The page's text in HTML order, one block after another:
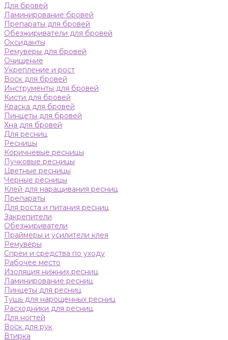
Для бровей
Ламинирование бровей
Препараты для бровей
Обезжириватели для бровей
Оксиданты
Ремуверы для бровей
Очищение
Укрепление и рост
Воск для бровей
Инструменты для бровей
Кисти для бровей
Краска для бровей
Пинцеты для бровей
Хна для бровей
Для ресниц
Ресницы
Коричневые ресницы
Пучковые ресницы
Цветные ресницы
Черные ресницы
Клей для наращивания ресниц
Препараты
Для роста и питания ресниц
Закрепители
Обезжириватели
Праймеры и усилители клея
Ремуверы
Спреи и средства по уходу
Рабочее место
Изоляция нижних ресниц
Ламинирование ресниц
Пинцеты для ресниц
Тушь для нарощенных ресниц
Расходники для ресниц
Для ногтей
Воск для рук
Втирка